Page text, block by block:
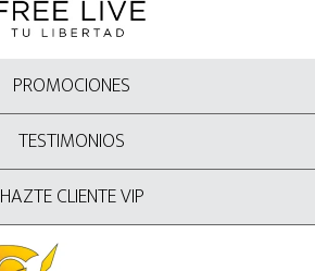
PROMOCIONES
TESTIMONIOS
HAZTE CLIENTE VIP